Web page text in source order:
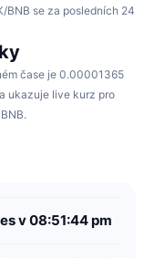
se za posledních 24
čase je 0.00001365
ukazuje live kurz pro
v 08:51:44 pm